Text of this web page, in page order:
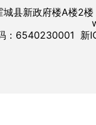
城县新政府楼A楼
：6540230001 新